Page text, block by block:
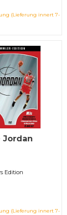
(Lieferung innert 7-
Jordan
Edition
(Lieferung innert 7-